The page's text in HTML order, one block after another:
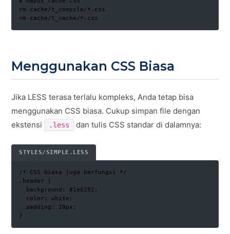
rm cache/t_compile/*.css
rm cache/t_cache/*.css
Menggunakan CSS Biasa
Jika LESS terasa terlalu kompleks, Anda tetap bisa
menggunakan CSS biasa. Cukup simpan file dengan
ekstensi
.less dan tulis CSS standar di dalamnya:
STYLES/SIMPLE.LESS
/* CSS biasa juga berfungsi */
.header {
  background: #1e6292;
  color: white;
  padding: 20px;
}